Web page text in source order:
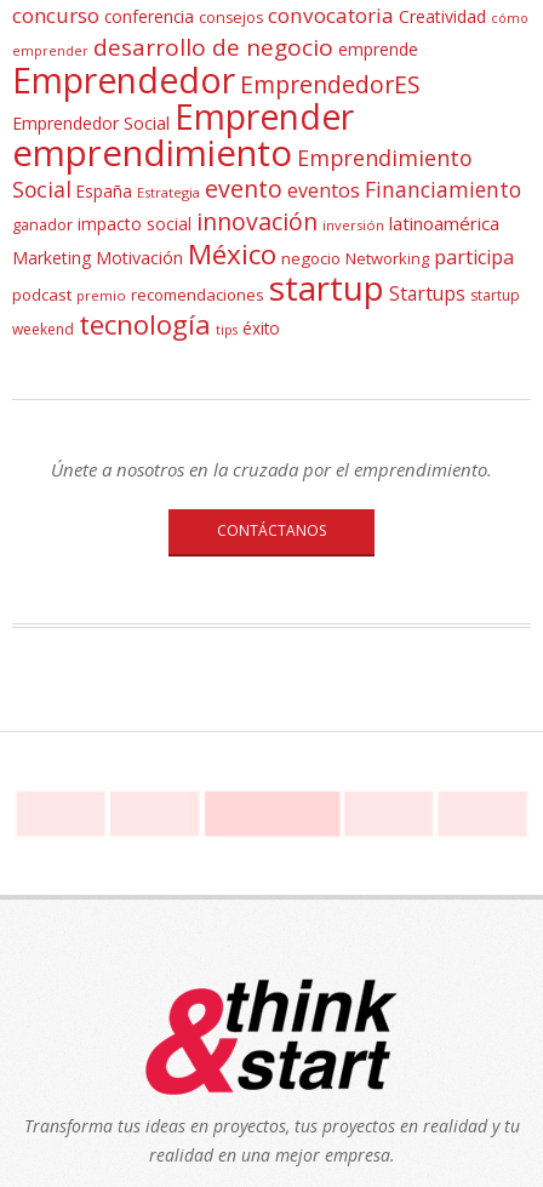
concurso conferencia consejos convocatoria Creatividad cómo
emprender desarrollo de negocio emprende
Emprendedor EmprendedorES
Emprendedor Social Emprender
emprendimiento Emprendimiento
Social España Estrategia evento eventos Financiamiento
ganador impacto social innovación inversión latinoamérica
Marketing Motivación México negocio Networking participa
podcast premio recomendaciones startup Startups startup
weekend tecnología tips éxito
Únete a nosotros en la cruzada por el emprendimiento.
CONTÁCTANOS
Transforma tus ideas en proyectos, tus proyectos en realidad y tu
realidad en una mejor empresa.